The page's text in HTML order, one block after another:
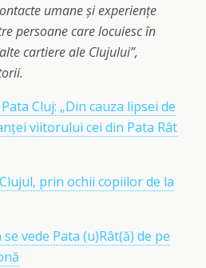
umane și experiențe
persoane care locuiesc în
cartiere ale Clujului”,
Cluj: „Din cauza lipsei de
viitorului cei din Pata Rât
prin ochii copiilor de la
vede Pata (u)Rât(ă) de pe